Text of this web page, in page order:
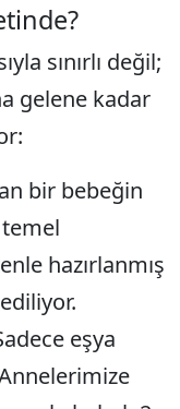
sınırlı değil;
gelene kadar
bir bebeğin
hazırlanmış
eşya